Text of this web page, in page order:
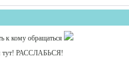
к кому обращаться
тут! РАССЛАБЬСЯ!